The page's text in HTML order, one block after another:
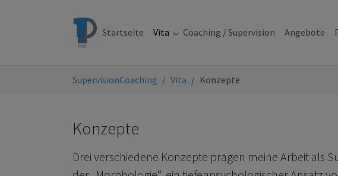
Startseite Vita Submenu for "Vita"
Coaching / Supervision Angebote
SupervisionCoaching Vita Konzepte
Konzepte
Drei verschiedene Konzepte prägen meine Arbeit als